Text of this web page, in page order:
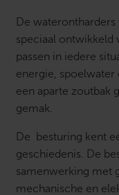
De waterontharders
speciaal ontwikkeld
passen in iedere
energie,
een aparte zoutbak
gemak.
De besturing kent
geschiedenis. De
samenwerking met
mechanische en